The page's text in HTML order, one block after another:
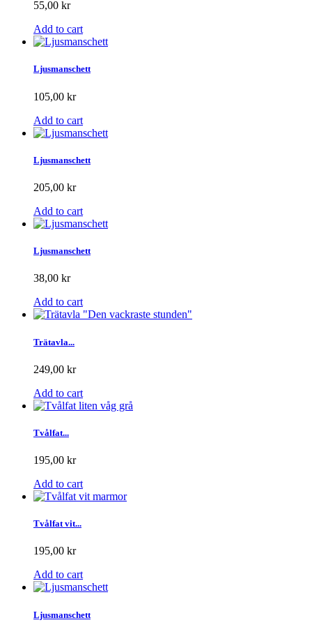
55,00 kr
Add to cart
Ljusmanschett
105,00 kr
Add to cart
Ljusmanschett
205,00 kr
Add to cart
Ljusmanschett
38,00 kr
Add to cart
Trätavla...
249,00 kr
Add to cart
Tvålfat...
195,00 kr
Add to cart
Tvålfat vit...
195,00 kr
Add to cart
Ljusmanschett